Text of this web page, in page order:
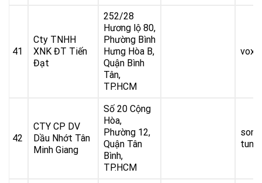
41
Cty TNHH
XNK ĐT Tiến
Đạt
252/28
Hương lộ 80,
Phường Bình
Hưng Hòa B,
Quận Bình
Tân,
TP.HCM
42
CTY CP DV
Dầu Nhớt Tân
Minh Giang
Số 20 Cộng
Hòa,
Phường 12,
Quận Tân
Bình,
TP.HCM